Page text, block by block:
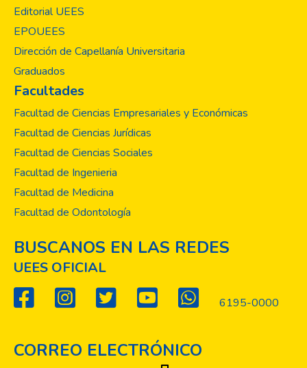
Editorial UEES
EPOUEES
Dirección de Capellanía Universitaria
Graduados
Facultades
Facultad de Ciencias Empresariales y Económicas
Facultad de Ciencias Jurídicas
Facultad de Ciencias Sociales
Facultad de Ingenieria
Facultad de Medicina
Facultad de Odontología
BUSCANOS EN LAS REDES
UEES OFICIAL
6195-0000
CORREO ELECTRÓNICO